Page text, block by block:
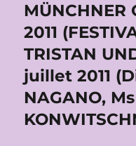
Publication
suivante :
MÜNCHNER
2011
TRISTAN
juillet 2011
NAGANO,